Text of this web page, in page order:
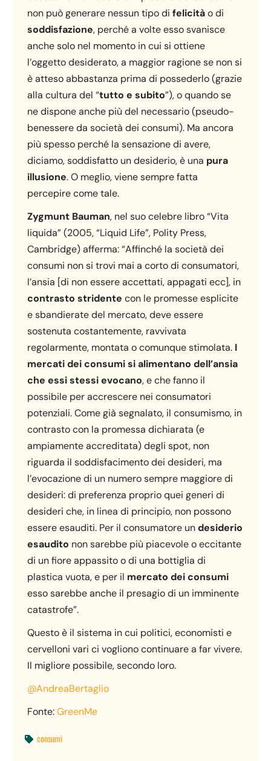
non può generare nessun tipo difelicitào di
soddisfazione, perché a volte esso svanisce
anche solo nel momento in cui si ottiene
l’oggetto desiderato, a maggior ragione se non si
è atteso abbastanza prima di possederlo (grazie
alla cultura del “tutto e subito”), o quando se
ne dispone anche più del necessario (pseudo-
benessere da società dei consumi). Ma ancora
più spesso perché la sensazione di avere,
diciamo, soddisfatto un desiderio, è una pura
illusione. O meglio, viene sempre fatta
percepire come tale.
Zygmunt Bauman, nel suo celebre libro “Vita
liquida” (2005, “Liquid Life”, Polity Press,
Cambridge) afferma: “Affinché la società dei
consumi non si trovi mai a corto di consumatori,
l’ansia [di non essere accettati, appagati ecc], in
contrasto stridente con le promesse esplicite
e sbandierate del mercato, deve essere
sostenuta costantemente, ravvivata
regolarmente, montata o comunque stimolata. I
mercati dei consumi si alimentano dell’ansia
che essi stessi evocano, e che fanno il
possibile per accrescere nei consumatori
potenziali. Come già segnalato, il consumismo, in
contrasto con la promessa dichiarata (e
ampiamente accreditata) degli spot, non
riguarda il soddisfacimento dei desideri, ma
l’evocazione di un numero sempre maggiore di
desideri: di preferenza proprio quei generi di
desideri che, in linea di principio, non possono
essere esauditi. Per il consumatore undesiderio
esaudito non sarebbe più piacevole o eccitante
di un fiore appassito o di una bottiglia di
plastica vuota, e per il mercato dei consumi
esso sarebbe anche il presagio di un imminente
catastrofe”.
Questo è il sistema in cui politici, economisti e
cervelloni vari ci vogliono continuare a far vivere.
Il migliore possibile, secondo loro.
@AndreaBertaglio
Fonte:GreenMe
 consumi